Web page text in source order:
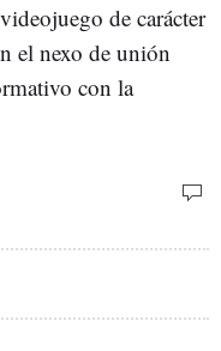
de carácter
el nexo de unión
con la